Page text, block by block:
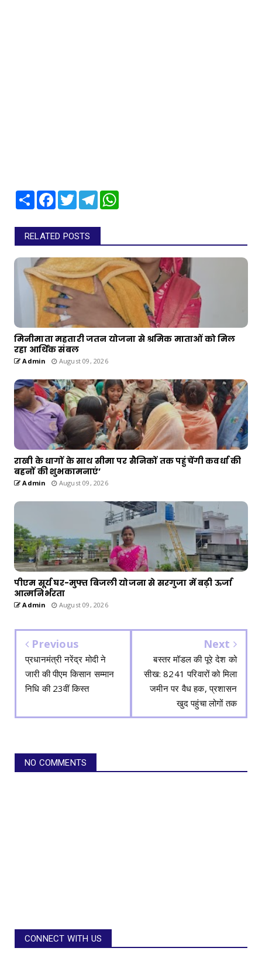
Share Facebook
TwitterTelegram
RELATED POSTS
मिनीमाता महतारी जतन योजना से श्रमिक माताओं को मिल
रहा आर्थिक संबल
Admin August 09, 2026
राखी के धागों के साथ सीमा पर सैनिकों तक पहुंचेंगी कवर्धा की
बहनों की शुभकामनाएं’
Admin August 09, 2026
पीएम सूर्य घर-मुफ्त बिजली योजना से सरगुजा में बढ़ी ऊर्जा
आत्मनिर्भरता
Admin August 09, 2026
Previous
प्रधानमंत्री नरेंद्र मोदी ने
जारी की पीएम किसान सम्मान
निधि की 23वीं किस्त
Next
बस्तर मॉडल की पूरे देश को
सीख: 8241 परिवारों को मिला
जमीन पर वैध हक, प्रशासन
खुद पहुंचा लोगों तक
NO COMMENTS
CONNECT WITH US